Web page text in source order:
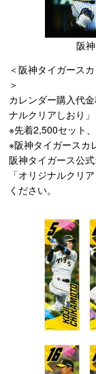
阪
＜阪神タイガース
＞
カレンダー購入代
ナルクリアしおり
※先着2,500セット
※阪神タイガースカ
阪神タイガース公
「オリジナルクリ
ください。